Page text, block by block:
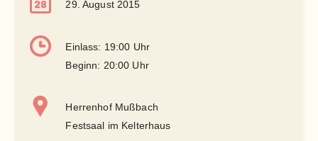
29. August 2015
Einlass: 19:00 Uhr
Beginn: 20:00 Uhr
Herrenhof Mußbach
Festsaal im Kelterhaus